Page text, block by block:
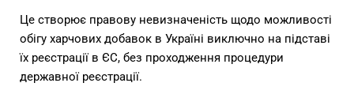
Це створює правову невизначеність щодо можливості
обігу харчових добавок в Україні виключно на підставі
їх реєстрації в ЄС, без проходження процедури
державної реєстрації.